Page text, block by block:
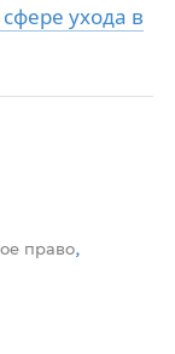
ухода в
право,